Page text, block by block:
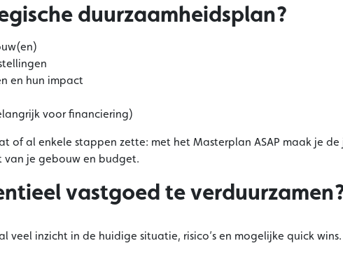
duurzaamheidsplan?
en hun impact
voor financiering)
of al enkele stappen zette: met het Masterplan ASAP maak je de
van je gebouw en budget.
vastgoed te
veel inzicht in de huidige situatie, risico’s en mogelijke quick wins.